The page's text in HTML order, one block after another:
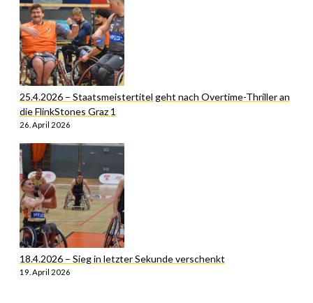
25.4.2026 – Staatsmeistertitel geht nach Overtime-Thriller an
die FlinkStones Graz 1
26. April 2026
18.4.2026 – Sieg in letzter Sekunde verschenkt
19. April 2026